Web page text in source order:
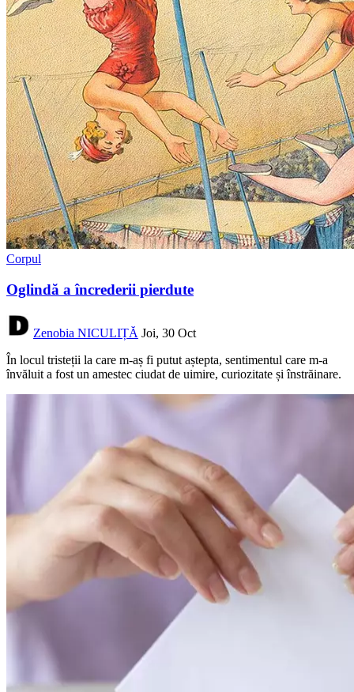
Corpul
Oglindă a încrederii pierdute
Zenobia NICULIȚĂ Joi, 30 Oct
În locul tristeții la care m-aș fi putut aștepta, sentimentul care m-a
învăluit a fost un amestec ciudat de uimire, curiozitate și înstrăinare.